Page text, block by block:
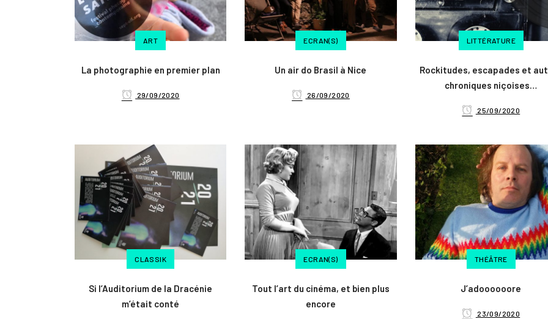
ART
La photographie en premier plan
29/09/2020
ECRAN(S)
Un air do Brasil à Nice
26/09/2020
LITTÉRATURE
Rockitudes, escapades et
chroniques niçoises…
25/09/2020
CLASSIK
Si l’Auditorium de la Dracénie
m’était conté
ECRAN(S)
Tout l’art du cinéma, et bien plus
encore
THÉÂTRE
J’adoooooore
23/09/2020